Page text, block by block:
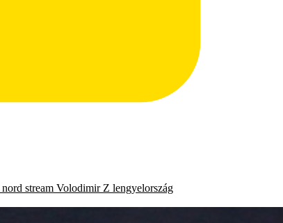
nord stream Volodimir Z lengyelország